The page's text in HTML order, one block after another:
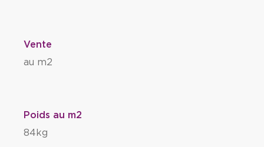
Vente
au m2
Poids au m2
84kg